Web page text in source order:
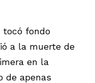
tocó fondo
a la muerte de
en la
de apenas